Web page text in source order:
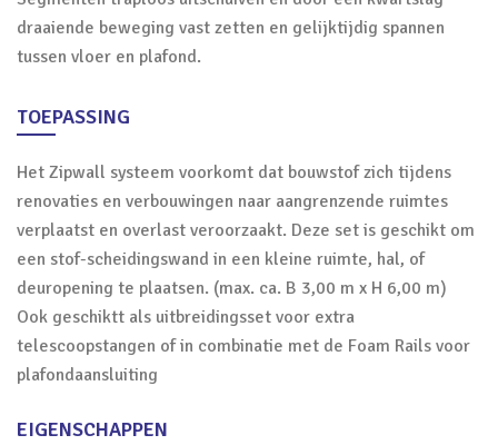
draaiende beweging vast zetten en gelijktijdig spannen
tussen vloer en plafond.
TOEPASSING
Het Zipwall systeem voorkomt dat bouwstof zich tijdens
renovaties en verbouwingen naar aangrenzende ruimtes
verplaatst en overlast veroorzaakt. Deze set is geschikt om
een stof-scheidingswand in een kleine ruimte, hal, of
deuropening te plaatsen. (max. ca. B 3,00 m x H 6,00 m)
Ook geschiktt als uitbreidingsset voor extra
telescoopstangen of in combinatie met de Foam Rails voor
plafondaansluiting
EIGENSCHAPPEN